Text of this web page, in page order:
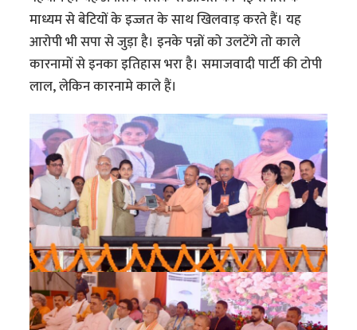
माध्यम से बेटियों के इज्जत के साथ खिलवाड़ करते हैं। यह
आरोपी भी सपा से जुड़ा है। इनके पन्नों को उलटेंगे तो काले
कारनामों से इनका इतिहास भरा है। समाजवादी पार्टी की टोपी
लाल, लेकिन कारनामे काले हैं।